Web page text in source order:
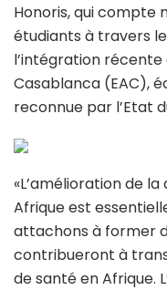
Honoris, qui compte
étudiants à travers
l’intégration récente
Casablanca (EAC),
reconnue par l’Etat
«L’amélioration de
Afrique est
attachons à former
contribueront à
de santé en Afrique.